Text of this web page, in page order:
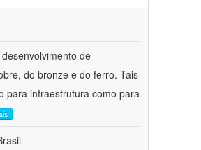
de
do bronze e do ferro. Tais
para infraestrutura como para